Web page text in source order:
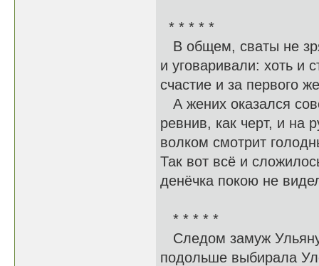
* * * * *
В общем, сваты не
и уговаривали: хоть и
счастие и за первого
А жених оказался
ревнив, как черт, и на
волком смотрит
Так вот всё и
денёчка покою не
* * * * *
Следом замуж Ульяну
подольше выбирала